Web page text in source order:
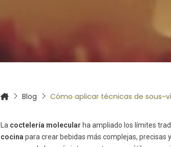
Blog Cómo aplicar técnicas de sous-
La coctelería molecular ha ampliado los límites
cocina para crear bebidas más complejas, precisas